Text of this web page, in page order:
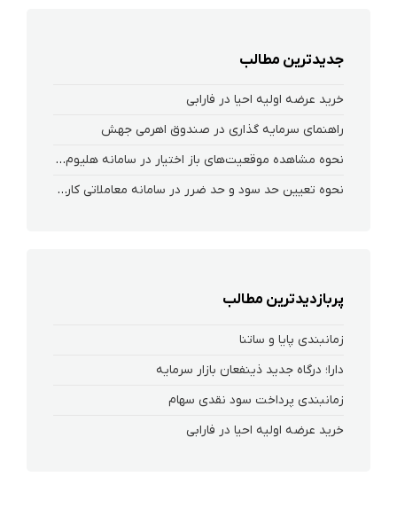
جدیدترین مطالب
خرید عرضه اولیه احیا در فارابی
راهنمای سرمایه گذاری در صندوق اهرمی جهش
نحوه‌ مشاهده‌ موقعیت‌های باز اختیار در سامانه هلیوم و نکست
نحوه تعیین حد سود و حد ضرر در سامانه معاملاتی کارگزاری فارابی
پربازدیدترین مطالب
زمانبندی پایا و ساتنا
دارا؛ درگاه جدید ذینفعان بازار سرمایه
زمانبندی پرداخت سود نقدی سهام‌
خرید عرضه اولیه احیا در فارابی